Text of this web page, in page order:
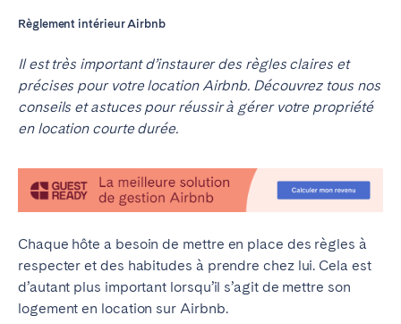
Règlement intérieur Airbnb
Il est très important d’instaurer des règles claires et
précises pour votre location Airbnb. Découvrez tous nos
conseils et astuces pour réussir à gérer votre propriété
en location courte durée.
Chaque hôte a besoin de mettre en place des règles à
respecter et des habitudes à prendre chez lui. Cela est
d’autant plus important lorsqu’il s’agit de mettre son
logement en location sur Airbnb.
Paris
PORTUGAL
Aveiro
Beja
Braga
Évora
Leiria
Lisbonne
Madère
Tomar
ROYAUME-UNI